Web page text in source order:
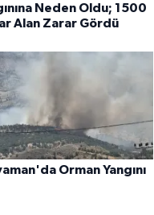
Neden Oldu; 1500
Alan Zarar Gördü
Orman Yangını